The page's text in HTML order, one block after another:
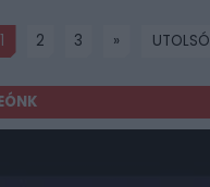
1 2 3 » UTOLSÓ